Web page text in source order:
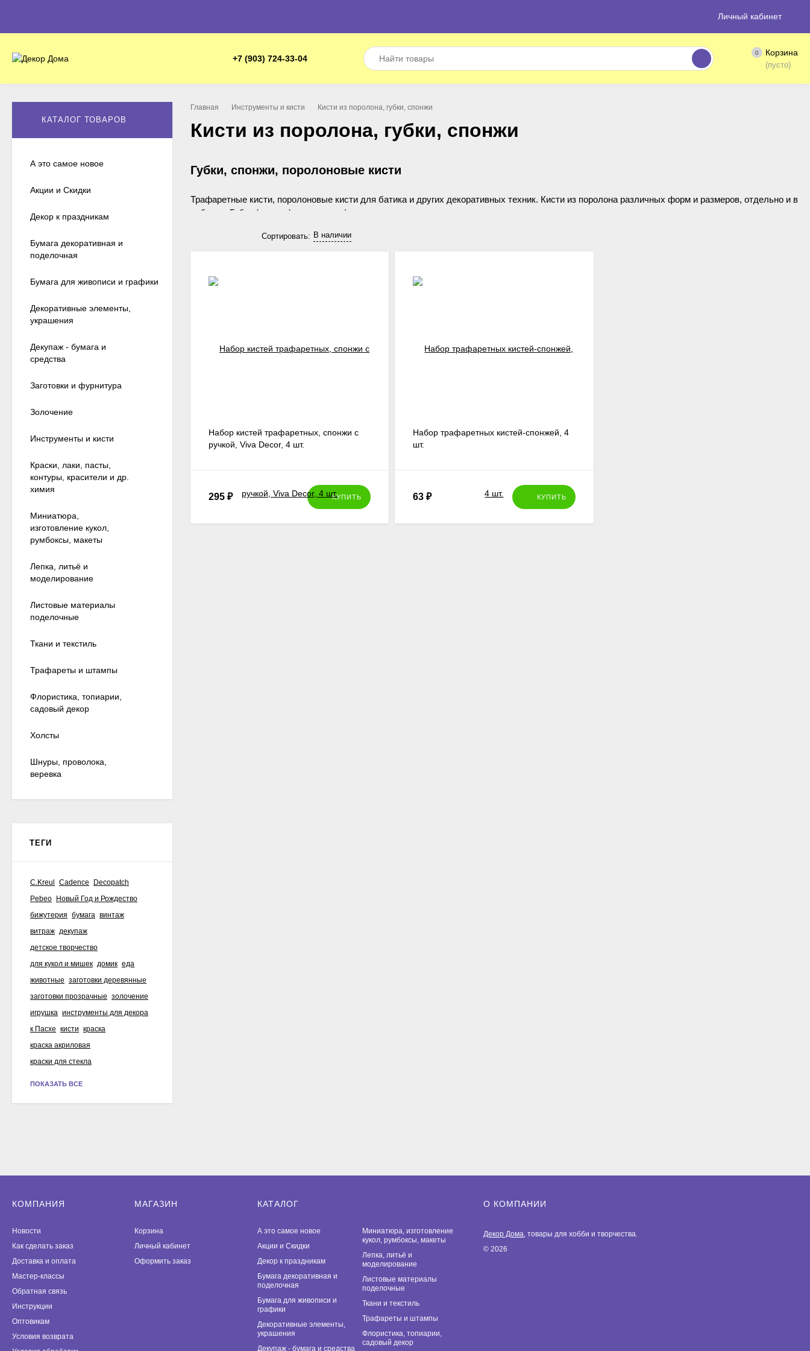
Личный кабинет
+7 (903) 724-33-04
0 Корзина
(пусто)
Главная Инструменты и кисти Кисти из поролона, губки, спонжи
Кисти из поролона, губки, спонжи
Губки, спонжи, поролоновые кисти
Трафаретные кисти, поролоновые кисти для батика и других декоративных техник. Кисти из поролона различных форм и размеров, отдельно и в
наборах. Губки (спонжи) различных форм из натурального и синтетического материала.
Спонжи различных видов используются для окрашивания и нанесения фактурного покрытия.
Сортировать: В наличии
Набор кистей трафаретных, спонжи с
ручкой, Viva Decor, 4 шт.
295 ₽ КУПИТЬ
Набор трафаретных кистей-спонжей, 4
шт.
63₽ КУПИТЬ
КАТАЛОГ ТОВАРОВ
А это самое новое
Акции и Скидки
Декор к праздникам
Бумага декоративная и
поделочная
Бумага для живописи и графики
Декоративные элементы,
украшения
Декупаж - бумага и
средства
Заготовки и фурнитура
Золочение
Инструменты и кисти
Краски, лаки, пасты,
контуры, красители и др.
химия
Миниатюра,
изготовление кукол,
румбоксы, макеты
Лепка, литьё и
моделирование
Листовые материалы
поделочные
Ткани и текстиль
Трафареты и штампы
Флористика, топиарии,
садовый декор
Холсты
Шнуры, проволока,
веревка
ТЕГИ
C.Kreul Cadence
Decopatch
Pebeo
Новый Год и Рождество
бижутерия бумага винтаж
витраж декупаж
детское творчество
для кукол и мишек домик еда
животные заготовки деревянные
заготовки прозрачные золочение
игрушка инструменты для декора
к Пасхе кисти краска
краска акриловая
краски для стекла
ПОКАЗАТЬ ВСЕ
КОМПАНИЯ
Новости
Как сделать заказ
Доставка и оплата
Мастер-классы
Обратная связь
Инструкции
Оптовикам
Условия возврата
МАГАЗИН
Корзина
Личный кабинет
Оформить заказ
КАТАЛОГ
А это самое новое
Акции и Скидки
Декор к праздникам
Бумага декоративная и
поделочная
Бумага для живописи и
графики
Декоративные элементы,
украшения
Декупаж - бумага и средства
Миниатюра, изготовление
кукол, румбоксы, макеты
Лепка, литьё и
моделирование
Листовые материалы
поделочные
Ткани и текстиль
Трафареты и штампы
Флористика, топиарии,
садовый декор
О КОМПАНИИ
Декор Дома, товары для хобби и творчества.
© 2026